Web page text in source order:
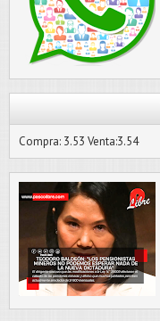
Compra: 3.53 Venta:3.54